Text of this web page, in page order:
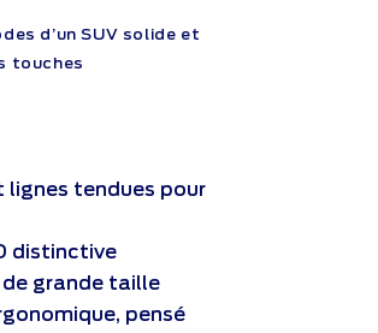
d’un SUV solide et
touches
tendues pour
distinctive
grande taille
pensé